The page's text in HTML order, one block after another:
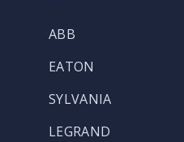
ABB
EATON
SYLVANIA
LEGRAND